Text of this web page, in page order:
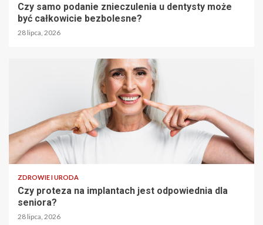
Czy samo podanie znieczulenia u dentysty może
być całkowicie bezbolesne?
28 lipca, 2026
ZDROWIE I URODA
Czy proteza na implantach jest odpowiednia dla
seniora?
28 lipca, 2026